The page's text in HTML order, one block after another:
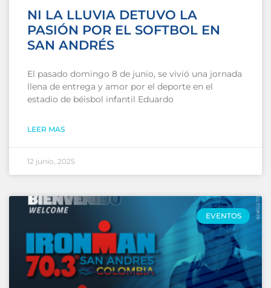
NI LA LLUVIA DETUVO LA
PASIÓN POR EL SOFTBOL EN
SAN ANDRÉS
El pasado domingo 8 de junio, se vivió una jornada
llena de entrega y amor por el deporte en el
estadio de béisbol infantil Eduardo
LEER MAS
12 junio, 2025
EVENTOS